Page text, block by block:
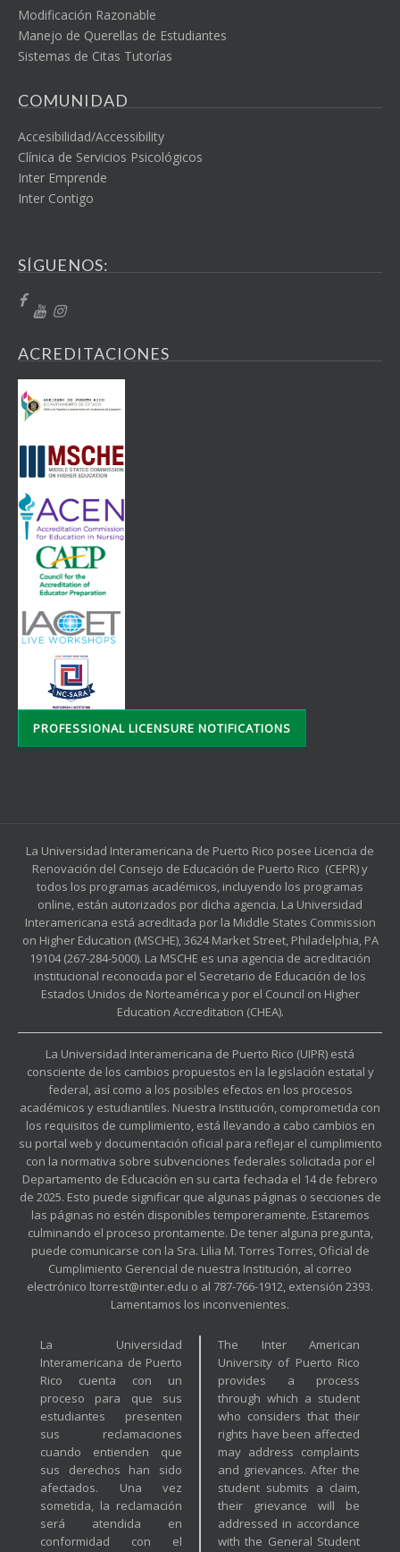
Modificación Razonable
Manejo de Querellas de Estudiantes
Sistemas de Citas Tutorías
COMUNIDAD
Accesibilidad/Accessibility
Clínica de Servicios Psicológicos
Inter Emprende
Inter Contigo
SÍGUENOS:
ACREDITACIONES
PROFESSIONAL LICENSURE NOTIFICATIONS
La Universidad Interamericana de Puerto Rico posee Licencia de
Renovación del Consejo de Educación de Puerto Rico (CEPR) y
todos los programas académicos, incluyendo los programas
online, están autorizados por dicha agencia. La Universidad
Interamericana está acreditada por la Middle States Commission
on Higher Education (MSCHE), 3624 Market Street, Philadelphia, PA
19104 (267-284-5000). La MSCHE es una agencia de acreditación
institucional reconocida por el Secretario de Educación de los
Estados Unidos de Norteamérica y por el Council on Higher
Education Accreditation (CHEA).
La Universidad Interamericana de Puerto Rico (UIPR) está
consciente de los cambios propuestos en la legislación estatal y
federal, así como a los posibles efectos en los procesos
académicos y estudiantiles. Nuestra Institución, comprometida con
los requisitos de cumplimiento, está llevando a cabo cambios en
su portal web y documentación oficial para reflejar el cumplimiento
con la normativa sobre subvenciones federales solicitada por el
Departamento de Educación en su carta fechada el 14 de febrero
de 2025. Esto puede significar que algunas páginas o secciones de
las páginas no estén disponibles temporeramente. Estaremos
culminando el proceso prontamente. De tener alguna pregunta,
puede comunicarse con la Sra. Lilia M. Torres Torres, Oficial de
Cumplimiento Gerencial de nuestra Institución, al correo
electrónico ltorrest@inter.edu o al 787-766-1912, extensión 2393.
Lamentamos los inconvenientes.
La Universidad
Interamericana de Puerto
Rico cuenta con un
proceso para que sus
estudiantes presenten
sus reclamaciones
cuando entienden que
sus derechos han sido
afectados. Una vez
sometida, la reclamación
será atendida en
conformidad con el
The Inter American
University of Puerto Rico
provides a process
through which a student
who considers that their
rights have been affected
may address complaints
and grievances. After the
student submits a claim,
their grievance will be
addressed in accordance
with the General Student